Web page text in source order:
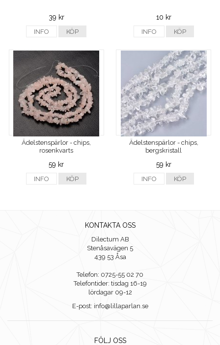
39 kr
INFO KÖP
10 kr
INFO KÖP
Ädelstenspärlor - chips,
rosenkvarts
59 kr
INFO KÖP
Ädelstenspärlor - chips,
bergskristall
59 kr
INFO KÖP
KONTAKTA OSS
Dilectum AB
Stenåsavägen 5
439 53 Åsa
Telefon: 0725-55 02 70
Telefontider: tisdag 16-19
lördagar 09-12
E-post: info@lillaparlan.se
FÖLJ OSS